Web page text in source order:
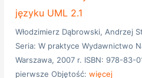
języku UML 2.1
Włodzimierz Dąbrowski, Andrzej
Seria: W praktyce Wydawnictwo
Warszawa, 2007 r. ISBN: 978-83-
pierwsze Objętość:więcej